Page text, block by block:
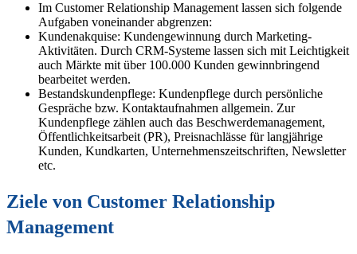
Im Customer Relationship Management lassen sich folgende
Aufgaben voneinander abgrenzen:
Kundenakquise: Kundengewinnung durch Marketing-
Aktivitäten. Durch CRM-Systeme lassen sich mit Leichtigkeit
auch Märkte mit über 100.000 Kunden gewinnbringend
bearbeitet werden.
Bestandskundenpflege: Kundenpflege durch persönliche
Gespräche bzw. Kontaktaufnahmen allgemein. Zur
Kundenpflege zählen auch das Beschwerdemanagement,
Öffentlichkeitsarbeit (PR), Preisnachlässe für langjährige
Kunden, Kundkarten, Unternehmenszeitschriften, Newsletter
etc.
Ziele von Customer Relationship
Management